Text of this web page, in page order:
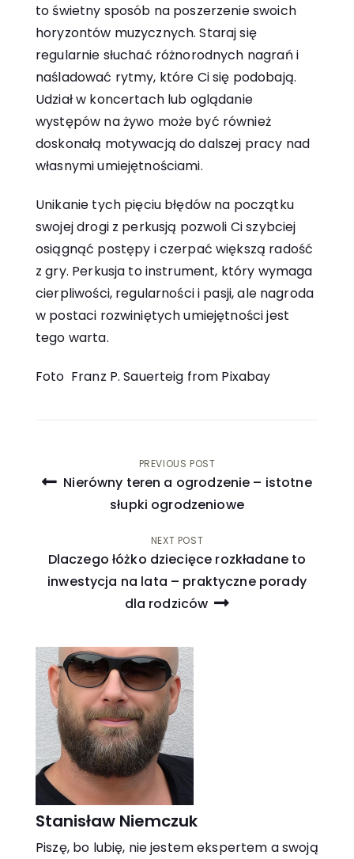
to świetny sposób na poszerzenie swoich
horyzontów muzycznych. Staraj się
regularnie słuchać różnorodnych nagrań i
naśladować rytmy, które Ci się podobają.
Udział w koncertach lub oglądanie
występów na żywo może być również
doskonałą motywacją do dalszej pracy nad
własnymi umiejętnościami.
Unikanie tych pięciu błędów na początku
swojej drogi z perkusją pozwoli Ci szybciej
osiągnąć postępy i czerpać większą radość
z gry. Perkusja to instrument, który wymaga
cierpliwości, regularności i pasji, ale nagroda
w postaci rozwiniętych umiejętności jest
tego warta.
Foto Franz P. Sauerteig from Pixabay
Nawigacja
wpisu
PREVIOUS POST
Nierówny teren a ogrodzenie – istotne
słupki ogrodzeniowe
NEXT POST
Dlaczego łóżko dziecięce rozkładane to
inwestycja na lata – praktyczne porady
dla rodziców
Stanisław Niemczuk
Piszę, bo lubię, nie jestem ekspertem a swoją